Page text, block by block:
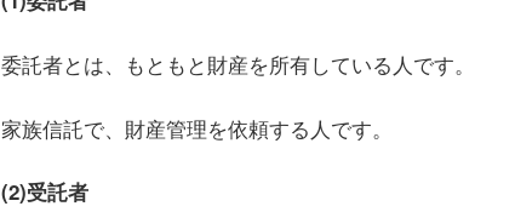
委託者とは、もともと財産を所有している人です。
家族信託で、財産管理を依頼する人です。
(2)受託者